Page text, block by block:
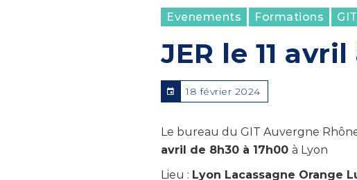
Evenements Formations GIT
JER le 11
18 février 2024
Le bureau du GIT Auvergne
avril de 8h30 à 17h00 à Lyon
Lieu : Lyon Lacassagne Orange